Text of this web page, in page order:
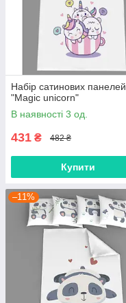
Набір сатинових панелей
"Magic unicorn"
В наявності 3 од.
431 ₴ 482 ₴
Купити
–11%